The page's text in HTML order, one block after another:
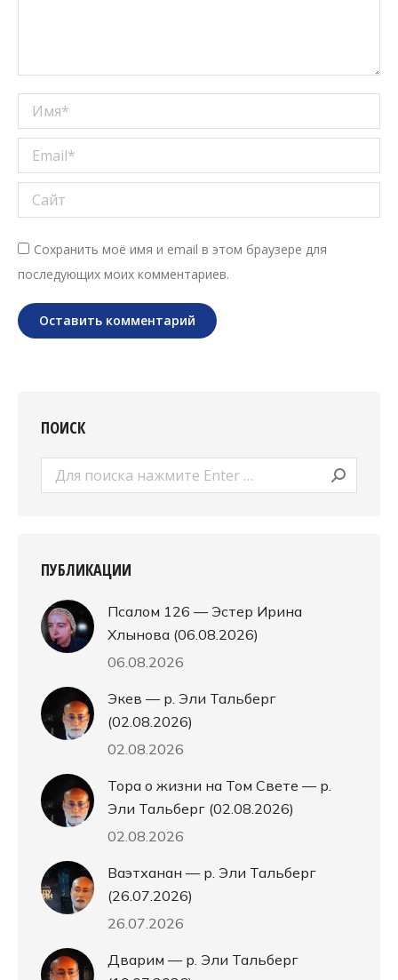
Имя *
Email *
Сайт
Сохранить моё имя и email в этом браузере для
последующих моих комментариев.
Оставить комментарий
ПОИСК
Поиск:
ПУБЛИКАЦИИ
Псалом 126 — Эстер Ирина
Хлынова (06.08.2026)
06.08.2026
Экев — р. Эли Тальберг
(02.08.2026)
02.08.2026
Тора о жизни на Том Свете — р.
Эли Тальберг (02.08.2026)
02.08.2026
Ваэтханан — р. Эли Тальберг
(26.07.2026)
26.07.2026
Дварим — р. Эли Тальберг